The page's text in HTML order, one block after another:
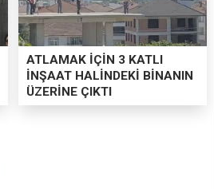
ATLAMAK İÇİN 3 KATLI
İNŞAAT HALİNDEKİ BİNANIN
ÜZERİNE ÇIKTI